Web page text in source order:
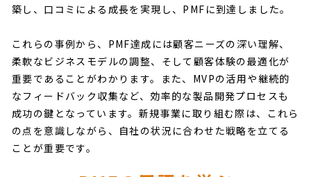
築し、口コミによる成長を実現し、PMFに到達しました。
これらの事例から、PMF達成には顧客ニーズの深い理解、
柔軟なビジネスモデルの調整、そして顧客体験の最適化が
重要であることがわかります。また、MVPの活用や継続的
なフィードバック収集など、効率的な製品開発プロセスも
成功の鍵となっています。新規事業に取り組む際は、これら
の点を意識しながら、自社の状況に合わせた戦略を立てる
ことが重要です。